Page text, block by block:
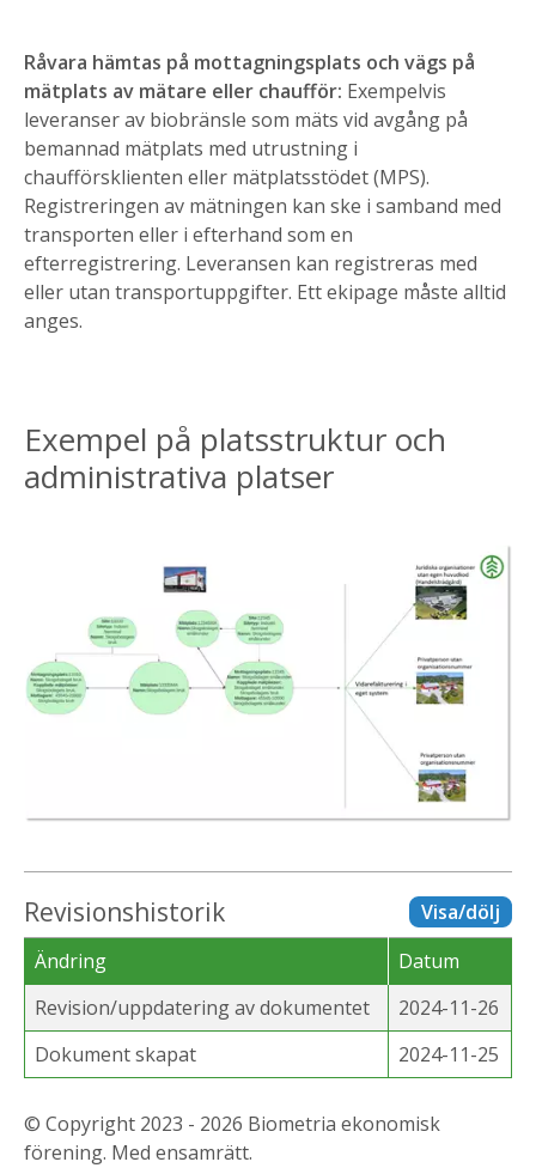
Råvara hämtas på mottagningsplats och vägs på
mätplats av mätare eller chaufför: Exempelvis
leveranser av biobränsle som mäts vid avgång på
bemannad mätplats med utrustning i
chaufförsklienten eller mätplatsstödet (MPS).
Registreringen av mätningen kan ske i samband med
transporten eller i efterhand som en
efterregistrering. Leveransen kan registreras med
eller utan transportuppgifter. Ett ekipage måste alltid
anges.
Exempel på platsstruktur och
administrativa platser
Revisionshistorik
Visa/dölj
Ändring
Datum
Revision/uppdatering av dokumentet
2024-11-26
Dokument skapat
2024-11-25
© Copyright 2023 - 2026 Biometria ekonomisk
förening. Med ensamrätt.